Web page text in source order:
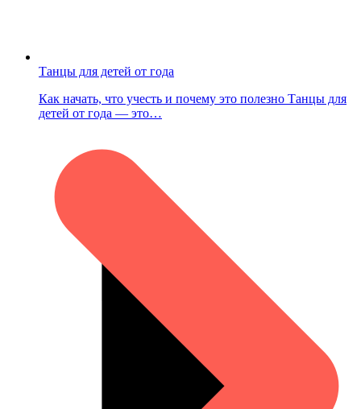
Танцы для детей от года
Как начать, что учесть и почему это полезно Танцы для
детей от года — это…